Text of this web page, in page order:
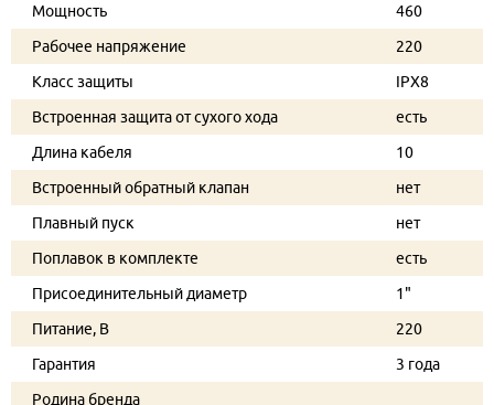
Мощность
460
Рабочее напряжение
220
Класс защиты
IPX8
Встроенная защита от сухого хода
есть
Длина кабеля
10
Встроенный обратный клапан
нет
Плавный пуск
нет
Поплавок в комплекте
есть
Присоединительный диаметр
1"
Питание, В
220
Гарантия
3 года
Родина бренда